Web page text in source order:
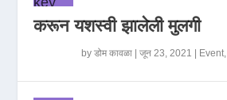
करून यशस्वी झालेली मुलगी
byडोम कावळा |जून 23, 2021 Event,